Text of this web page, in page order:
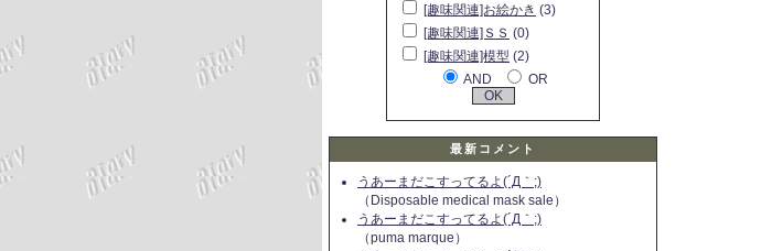
[趣味関連]お絵かき (3)
[趣味関連]ＳＳ (0)
[趣味関連]模型 (2)
AND
OR
最新コメント
うあーまだこすってるよ(´Д｀;)
（Disposable medical mask sale）
うあーまだこすってるよ(´Д｀;)
（puma marque）